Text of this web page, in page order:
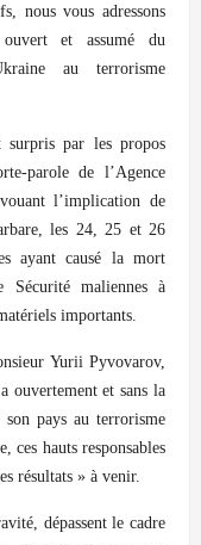
nous vous adressons
et assumé du
au terrorisme
surpris par les propos
parole de l’Agence
l’implication de
les 24, 25 et 26
ayant causé la mort
Sécurité maliennes à
importants.
Yurii Pyvovarov,
ouvertement et sans la
pays au terrorisme
ces hauts responsables
résultats » à venir.
dépassent le cadre